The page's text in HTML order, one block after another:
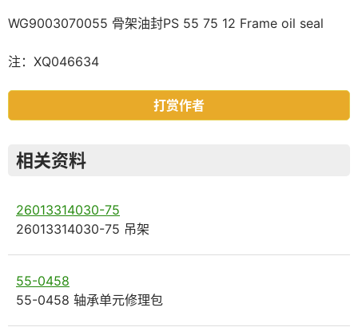
WG9003070055 骨架油封PS 55 75 12 Frame oil seal
注：XQ046634
打赏作者
相关资料
26013314030-75
26013314030-75 吊架
55-0458
55-0458 轴承单元修理包